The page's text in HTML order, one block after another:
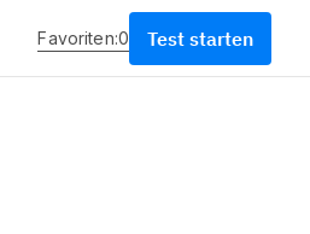
Favoriten:0 Test starten